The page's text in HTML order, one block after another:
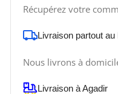
Récupérez votre
Livraison partout au
Nous livrons à
Livraison à Agadir